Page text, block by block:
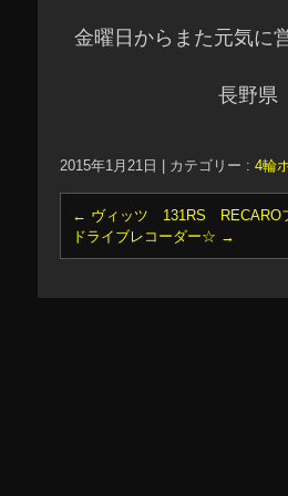
金曜日からまた元気に
長野
2015年1月21日 カテゴリー : 4輪
← ヴィッツ 131RS RECARO
ドライブレコーダー☆ →